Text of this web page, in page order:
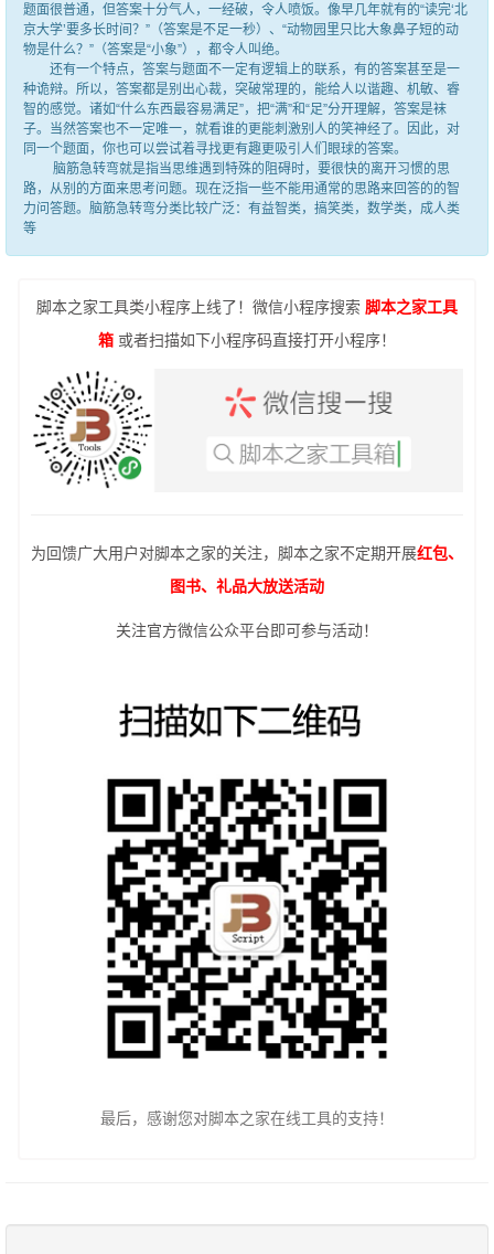
题面很普通，但答案十分气人，一经破，令人喷饭。像早几年就有的“读完‘北
京大学’要多长时间？”（答案是不足一秒）、“动物园里只比大象鼻子短的动
物是什么？”（答案是“小象”），都令人叫绝。
还有一个特点，答案与题面不一定有逻辑上的联系，有的答案甚至是一
种诡辩。所以，答案都是别出心裁，突破常理的，能给人以谐趣、机敏、睿
智的感觉。诸如“什么东西最容易满足”，把“满”和“足”分开理解，答案是袜
子。当然答案也不一定唯一，就看谁的更能刺激别人的笑神经了。因此，对
同一个题面，你也可以尝试着寻找更有趣更吸引人们眼球的答案。
脑筋急转弯就是指当思维遇到特殊的阻碍时，要很快的离开习惯的思
路，从别的方面来思考问题。现在泛指一些不能用通常的思路来回答的的智
力问答题。脑筋急转弯分类比较广泛：有益智类，搞笑类，数学类，成人类
等
脚本之家工具类小程序上线了！微信小程序搜索 脚本之家工具
箱 或者扫描如下小程序码直接打开小程序！
为回馈广大用户对脚本之家的关注，脚本之家不定期开展红包、
图书、礼品大放送活动
关注官方微信公众平台即可参与活动！
最后，感谢您对脚本之家在线工具的支持！